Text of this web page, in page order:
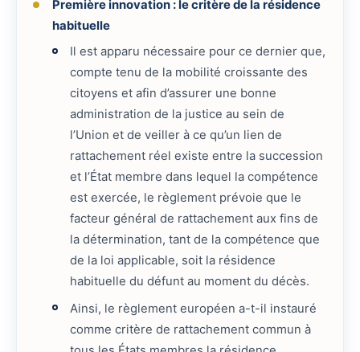
Première innovation : le critère de la résidence
habituelle
Il est apparu nécessaire pour ce dernier que,
compte tenu de la mobilité croissante des
citoyens et afin d’assurer une bonne
administration de la justice au sein de
l’Union et de veiller à ce qu’un lien de
rattachement réel existe entre la succession
et l’État membre dans lequel la compétence
est exercée, le règlement prévoie que le
facteur général de rattachement aux fins de
la détermination, tant de la compétence que
de la loi applicable, soit la résidence
habituelle du défunt au moment du décès.
Ainsi, le règlement européen a-t-il instauré
comme critère de rattachement commun à